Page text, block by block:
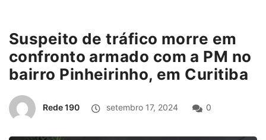
Suspeito de tráfico morre em
confronto armado com a PM no
bairro Pinheirinho, em Curitiba
Rede 190 setembro 17, 2024 0